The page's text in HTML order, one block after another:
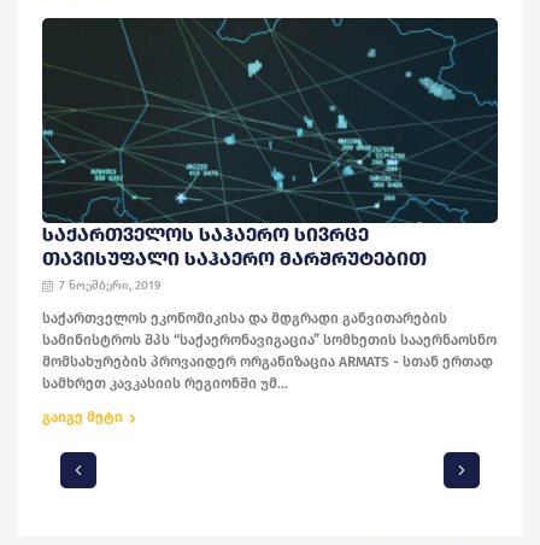
ᲡᲐᲥᲐᲠᲗᲕᲔᲚᲝᲡ ᲡᲐᲰᲐᲔᲠᲝ ᲡᲘᲕᲠᲪᲔ
ᲗᲐᲕᲘᲡᲣᲤᲐᲚᲘ ᲡᲐᲰᲐᲔᲠᲝ ᲛᲐᲠᲨᲠᲣᲢᲔᲑᲘᲗ
7 ნოემბერი, 2019
საქართველოს ეკონომიკისა და მდგრადი განვითარების
სამინისტროს შპს “საქაერონავიგაცია” სომხეთის სააერნაოსნო
მომსახურების პროვაიდერ ორგანიზაცია ARMATS - სთან ერთად
სამხრეთ კავკასიის რეგიონში უმ...
გაიგე მეტი